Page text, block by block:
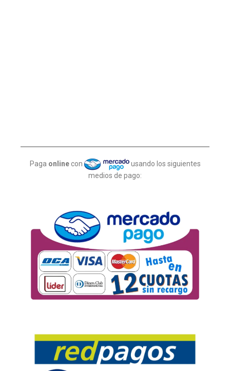
Paga online con
usando los siguientes
medios de pago: